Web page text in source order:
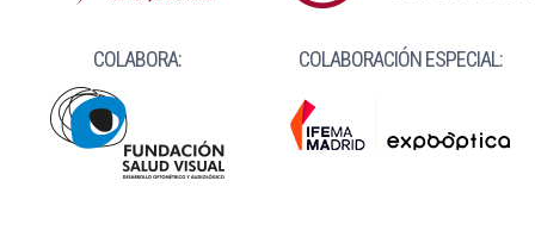
COLABORA: COLABORACIÓN ESPECIAL: